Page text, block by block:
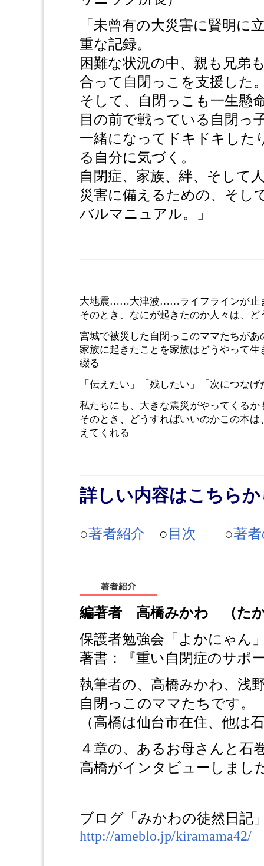
「未曾有の大災害に賢明に
重な記録。
困難な状況の中、親も兄弟
合って自閉っこを支援した
そして、自閉っこも一生懸
目の前で戦っている自閉っ
一緒になってドキドキした
る自分に気づく。
自閉症、家族、絆、そして
災害に備えるための、そし
バルマニュアル。」
大地震……大津波……ライフラインが
そのとき、なにが起きたのか人々は、ど
宮城で被災した自閉っこのママたちがあ
家族に起きたことを家族はどうやって
綴る
「伝えたい」「残したい」「次につな
私たちにも、大きな震災がやってくる
そのとき、どうすればいいのかこの本
えてくれる
詳しい内容はこちら
○著者紹介 ○目次 ○著
編著者 高橋みかわ （た
保護者勉強会「よかにゃん
著書：『重い自閉症のサポ
執筆者の、高橋みかわ、浅
自閉っこのママたちです。
（高橋は仙台市在住、他は
４章の、あるお母さんと石
高橋がインタビューしまし
ブログ「みかわの徒然日記
http://ameblo.jp/kiramama42/